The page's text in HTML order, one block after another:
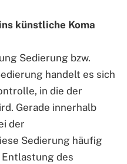
künstliche Koma
Sedierung bzw.
handelt es sich
in die der
Gerade innerhalb
der
Sedierung häufig
des